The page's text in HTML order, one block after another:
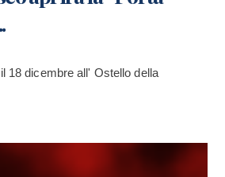
18 dicembre all' Ostello della